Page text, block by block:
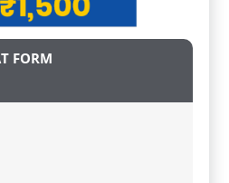
FORM